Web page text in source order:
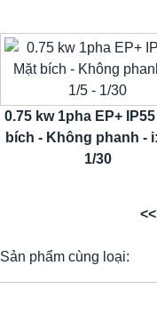
0.75 kw 1pha EP+
bích - Không phanh -
1/30
<<
Sản phẩm cùng loại: